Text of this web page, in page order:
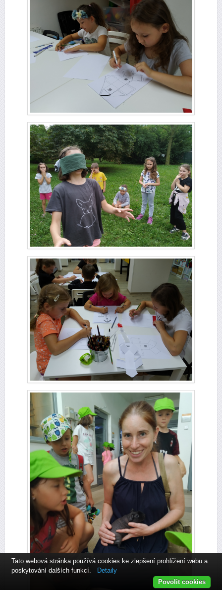
Tato webová stránka používá cookies ke zlepšení prohlížení webu a
poskytování dalších funkcí.
Detaily
Povolit cookies